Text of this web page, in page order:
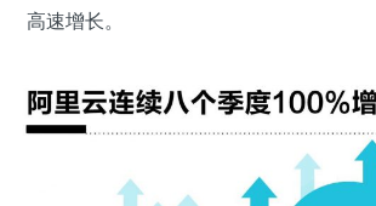
高速增长。